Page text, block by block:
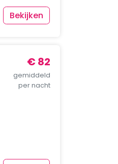
Bekijken
€ 82
gemiddeld
per nacht